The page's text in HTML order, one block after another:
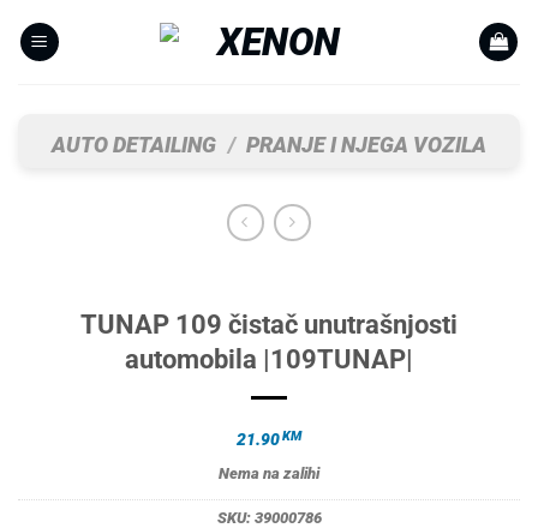
AUTO DETAILING / PRANJE I NJEGA VOZILA
TUNAP 109 čistač unutrašnjosti
automobila |109TUNAP|
21.90KM
Nema na zalihi
SKU: 39000786